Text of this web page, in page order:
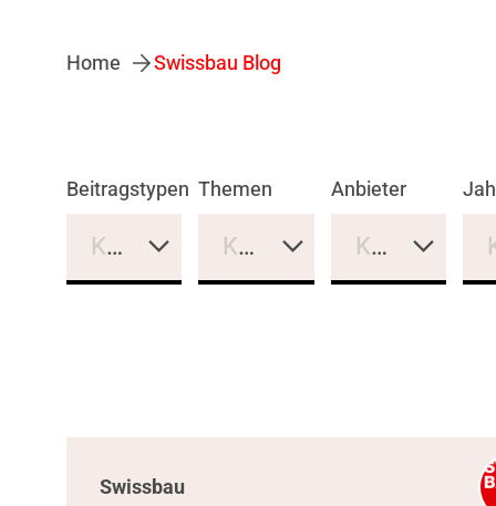
Home Swissbau Blog
Beitragstypen
Keine Auswahl
Themen
Keine Auswahl
Anbieter
Keine
Swissbau